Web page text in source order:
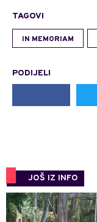
TAGOVI
IN MEMORIAM
PODIJELI
JOŠ IZ INFO